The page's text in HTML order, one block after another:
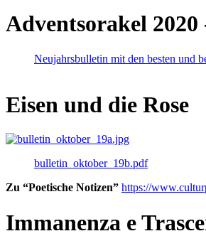
Adventsorakel 2020
Neujahrsbulletin mit den besten und
Eisen und die Rose
bulletin_oktober_19b.pdf
Zu “Poetische Notizen” https://
Immanenza e